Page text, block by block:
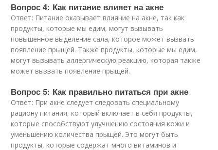
Вопрос 4: Как питание влияет на акне
Ответ: Питание оказывает влияние на акне, так как
продукты, которые мы едим, могут вызывать
повышенное выделение сала, которое может вызвать
появление прыщей. Также продукты, которые мы едим,
могут вызывать аллергическую реакцию, которая также
может вызвать появление прыщей.
Вопрос 5: Как правильно питаться при акне
Ответ: При акне следует следовать специальному
рациону питания, который включает в себя продукты,
которые способствуют улучшению состояния кожи и
уменьшению количества прыщей. Это могут быть
продукты, которые содержат много витаминов и